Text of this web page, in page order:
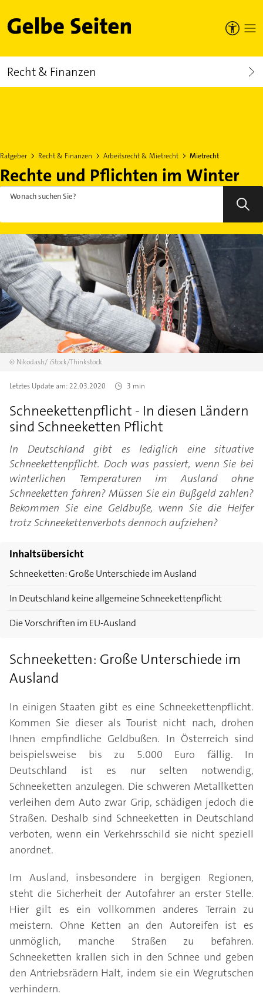
Gelbe Seiten
Recht & Finanzen
Ratgeber Recht & Finanzen Arbeitsrecht & Mietrecht Mietrecht
Rechte und Pflichten im Winter
Wonach suchen Sie?
© Nikodash/ iStock/Thinkstock
Letztes Update am:22.03.2020 3 min
Schneekettenpflicht - In diesen Ländern
sind Schneeketten Pflicht
In Deutschland gibt es lediglich eine situative
Schneekettenpflicht. Doch was passiert, wenn Sie bei
winterlichen Temperaturen im Ausland ohne
Schneeketten fahren? Müssen Sie ein Bußgeld zahlen?
Bekommen Sie eine Geldbuße, wenn Sie die Helfer
trotz Schneekettenverbots dennoch aufziehen?
Inhaltsübersicht
Schneeketten: Große Unterschiede im Ausland
In Deutschland keine allgemeine Schneekettenpflicht
Die Vorschriften im EU-Ausland
Schneeketten: Große Unterschiede im
Ausland
In einigen Staaten gibt es eine Schneekettenpflicht.
Kommen Sie dieser als Tourist nicht nach, drohen
Ihnen empfindliche Geldbußen. In Österreich sind
beispielsweise bis zu 5.000 Euro fällig. In
Deutschland ist es nur selten notwendig,
Schneeketten anzulegen. Die schweren Metallketten
verleihen dem Auto zwar Grip, schädigen jedoch die
Straßen. Deshalb sind Schneeketten in Deutschland
verboten, wenn ein Verkehrsschild sie nicht speziell
anordnet.
Im Ausland, insbesondere in bergigen Regionen,
steht die Sicherheit der Autofahrer an erster Stelle.
Hier gilt es ein vollkommen anderes Terrain zu
meistern. Ohne Ketten an den Autoreifen ist es
unmöglich, manche Straßen zu befahren.
Schneeketten krallen sich in den Schnee und geben
den Antriebsrädern Halt, indem sie ein Wegrutschen
verhindern.